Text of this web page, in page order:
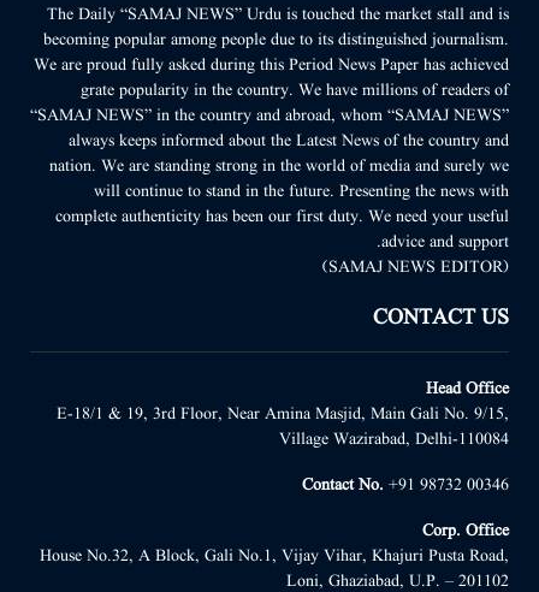
The Daily “SAMAJ NEWS” Urdu is touched the market stall and is
becoming popular among people due to its distinguished journalism.
We are proud fully asked during this Period News Paper has achieved
grate popularity in the country. We have millions of readers of
“SAMAJ NEWS” in the country and abroad, whom “SAMAJ NEWS”
always keeps informed about the Latest News of the country and
nation. We are standing strong in the world of media and surely we
will continue to stand in the future. Presenting the news with
complete authenticity has been our first duty. We need your useful
advice and support.
(SAMAJ NEWS EDITOR)
CONTACT US
Head Office
E-18/1 & 19, 3rd Floor, Near Amina Masjid, Main Gali No. 9/15,
Village Wazirabad, Delhi-110084
Contact No. +91 98732 00346
Corp. Office
House No.32, A Block, Gali No.1, Vijay Vihar, Khajuri Pusta Road,
Loni, Ghaziabad, U.P. – 201102